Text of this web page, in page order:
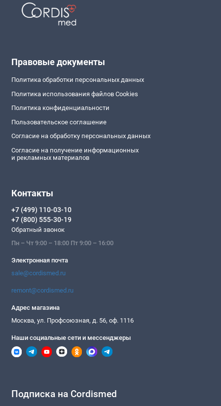
Правовые документы
Политика обработки персональных данных
Политика использования файлов Cookies
Политика конфиденциальности
Пользовательское соглашение
Согласие на обработку персональных данных
Согласие на получение информационных
и рекламных материалов
Контакты
+7 (499) 110-03-10
+7 (800) 555-30-19
Обратный звонок
Пн – Чт 9:00 – 18:00 Пт 9:00 – 16:00
Электронная почта
sale@cordismed.ru
remont@cordismed.ru
Адрес магазина
Москва, ул. Профсоюзная, д. 56, оф. 1116
Наши социальные сети и мессенджеры
Подписка на Cordismed